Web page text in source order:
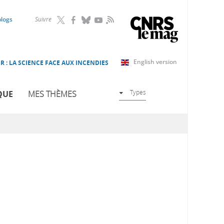
Suivre RSS
English version
: LA SCIENCE FACE AUX INCENDIES
MES THÈMES Types